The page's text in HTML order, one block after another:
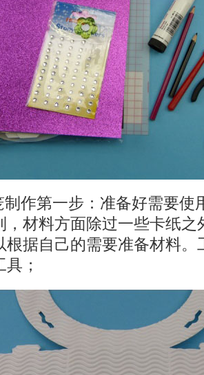
制作第一步：准备好需要使
，材料方面除过一些卡纸之
根据自己的需要准备材料。
；